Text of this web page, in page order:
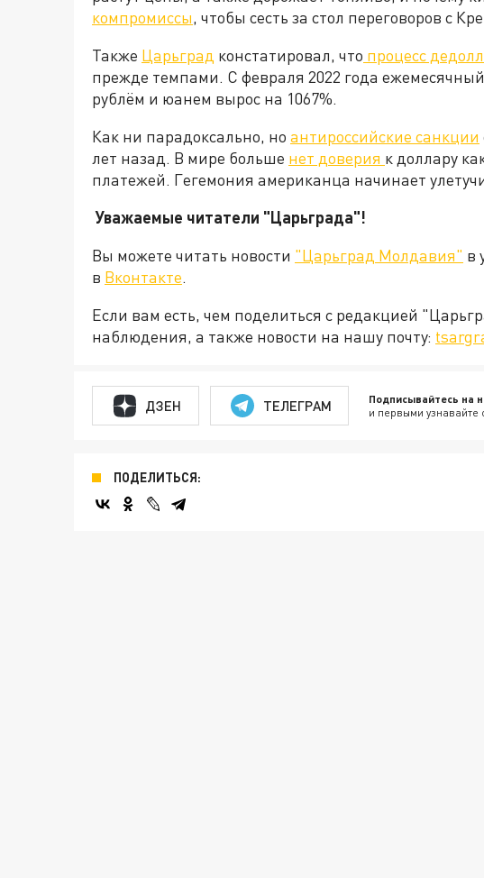
компромиссы, чтобы сесть за стол переговоров с
Также Царьград констатировал, что процесс
прежде темпами. С февраля 2022 года
рублём и юанем вырос на 1067%.
Как ни парадоксально, но антироссийские санкции
лет назад. В мире больше нет доверия к доллару
платежей. Гегемония американца начинает
Уважаемые читатели "Царьграда"!
Вы можете читать новости "Царьград Молдавия" в
в Вконтакте.
Если вам есть, чем поделиться с редакцией
наблюдения, а также новости на нашу почту:
ДЗЕН ТЕЛЕГРАМ Подписывайтесь на
и первыми узнавайте
ПОДЕЛИТЬСЯ: